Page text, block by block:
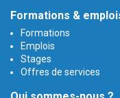
Formations &
Formations
Emplois
Stages
Offres de services